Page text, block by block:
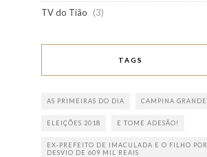
TV do Tião
(3)
TAGS
AS PRIMEIRAS DO DIA CAMPINA GRANDE
ELEIÇÕES 2018 E TOME ADESÃO!
EX-PREFEITO DE IMACULADA E O FILHO POR
DESVIO DE 609 MIL REAIS